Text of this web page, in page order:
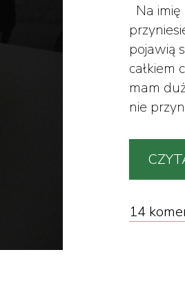
Na
pojawią
całkiem
mam
nie
14